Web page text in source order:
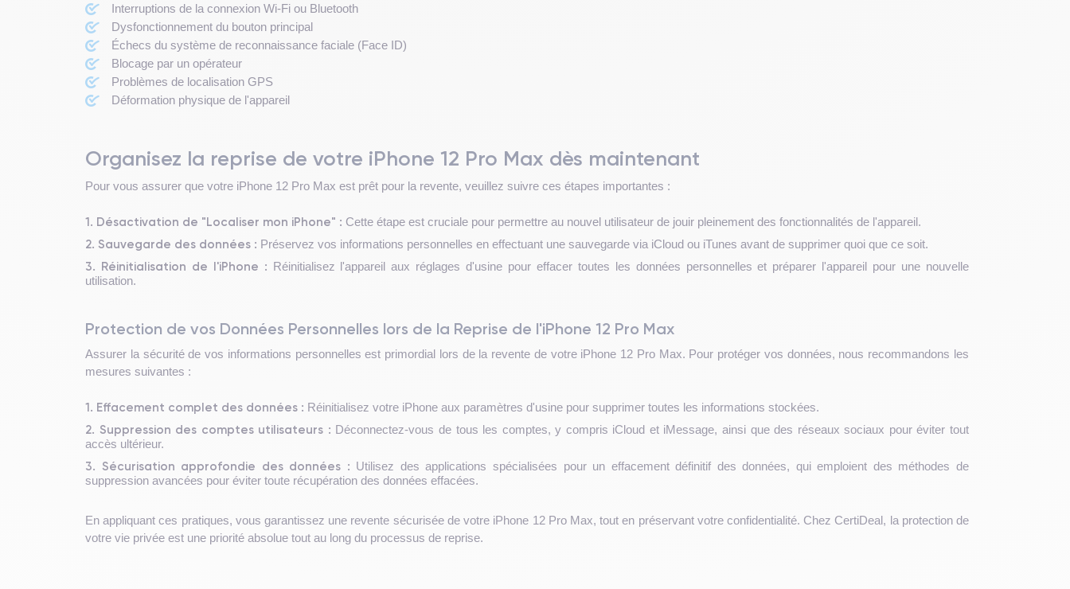
Interruptions de la connexion Wi-Fi ou Bluetooth
Dysfonctionnement du bouton principal
Échecs du système de reconnaissance faciale (Face ID)
Blocage par un opérateur
Problèmes de localisation GPS
Déformation physique de l'appareil
Organisez la reprise de votre iPhone 12 Pro Max dès maintenant
Pour vous assurer que votre iPhone 12 Pro Max est prêt pour la revente, veuillez suivre ces étapes importantes :
1. Désactivation de "Localiser mon iPhone" : Cette étape est cruciale pour permettre au nouvel utilisateur de jouir pleinement des fonctionnalités de l'appareil.
2. Sauvegarde des données : Préservez vos informations personnelles en effectuant une sauvegarde via iCloud ou iTunes avant de supprimer quoi que ce soit.
3. Réinitialisation de l'iPhone : Réinitialisez l'appareil aux réglages d'usine pour effacer toutes les données personnelles et préparer l'appareil pour une nouvelle
utilisation.
Protection de vos Données Personnelles lors de la Reprise de l'iPhone 12 Pro Max
Assurer la sécurité de vos informations personnelles est primordial lors de la revente de votre iPhone 12 Pro Max. Pour protéger vos données, nous recommandons les
mesures suivantes :
1. Effacement complet des données : Réinitialisez votre iPhone aux paramètres d'usine pour supprimer toutes les informations stockées.
2. Suppression des comptes utilisateurs : Déconnectez-vous de tous les comptes, y compris iCloud et iMessage, ainsi que des réseaux sociaux pour éviter tout
accès ultérieur.
3. Sécurisation approfondie des données : Utilisez des applications spécialisées pour un effacement définitif des données, qui emploient des méthodes de
suppression avancées pour éviter toute récupération des données effacées.
En appliquant ces pratiques, vous garantissez une revente sécurisée de votre iPhone 12 Pro Max, tout en préservant votre confidentialité. Chez CertiDeal, la protection de
votre vie privée est une priorité absolue tout au long du processus de reprise.